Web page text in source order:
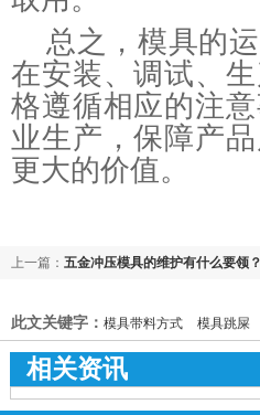
总之，模具的
在安装、调试、
格遵循相应的注
业生产，保障产
更大的价值。
上一篇： 五金冲压模具的维护有什么要领
此文关键字： 模具带料方式 模具跳屎
相关资讯